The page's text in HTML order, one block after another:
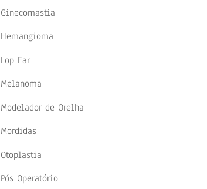
Ginecomastia
Hemangioma
Lop Ear
Melanoma
Modelador de Orelha
Mordidas
Otoplastia
Pós Operatório